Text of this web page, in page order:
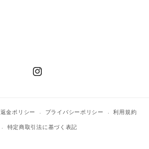
Instagram
返金ポリシー プライバシーポリシー
利用規約
特定商取引法に基づく表記